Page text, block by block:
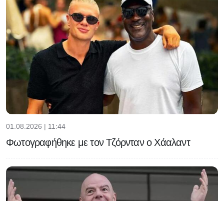
01.08.2026 | 11:44
Φωτογραφήθηκε με τον Τζόρνταν ο Χάαλαντ